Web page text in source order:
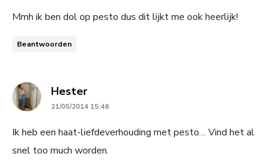
Mmh ik ben dol op pesto dus dit lijkt me ook heerlijk!
Beantwoorden
Hestersays:
21/05/2014 15:46
Ik heb een haat-liefdeverhouding met pesto… Vind het al
snel too much worden.